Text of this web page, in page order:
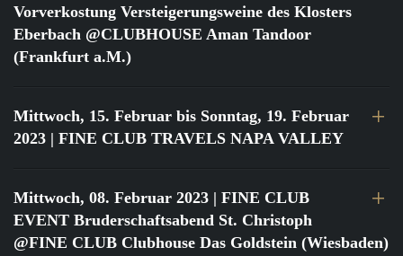
Vorverkostung Versteigerungsweine des Klosters
Eberbach @CLUBHOUSE Aman Tandoor
(Frankfurt a.M.)
Mittwoch, 15. Februar bis Sonntag, 19. Februar
2023 | FINE CLUB TRAVELS NAPA VALLEY
Mittwoch, 08. Februar 2023 | FINE CLUB
EVENT Bruderschaftsabend St. Christoph
@FINE CLUB Clubhouse Das Goldstein (Wiesbaden)